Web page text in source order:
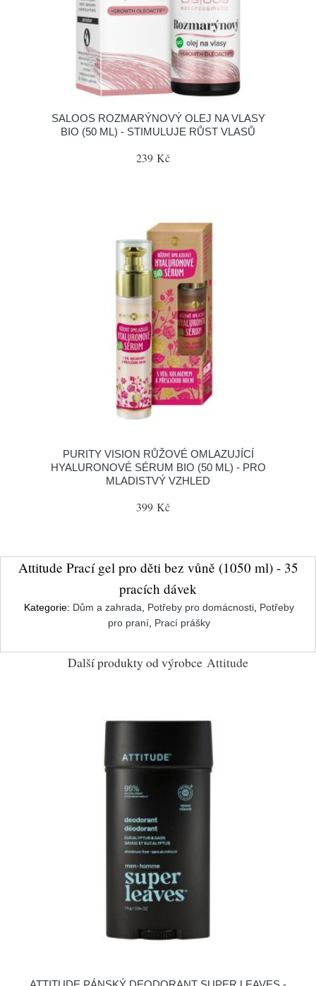
SALOOS ROZMARÝNOVÝ OLEJ NA VLASY
BIO (50 ML) - STIMULUJE RŮST VLASŮ
239 Kč
PURITY VISION RŮŽOVÉ OMLAZUJÍCÍ
HYALURONOVÉ SÉRUM BIO (50 ML) - PRO
MLADISTVÝ VZHLED
399 Kč
Attitude Prací gel pro děti bez vůně (1050 ml) - 35
pracích dávek
Kategorie: Dům a zahrada Potřeby pro domácnosti, Potřeby
pro praní, Prací prášky
Další produkty od výrobce Attitude